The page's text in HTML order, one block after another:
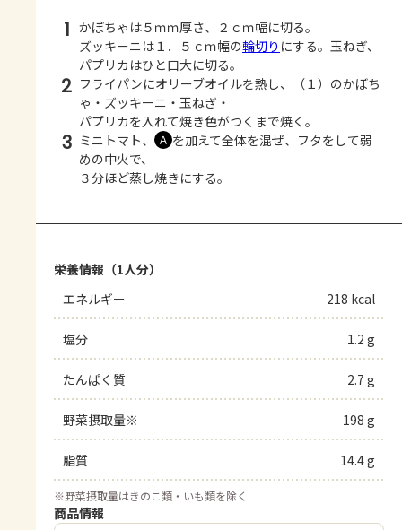
1 かぼちゃは５ｍｍ厚さ、２ｃｍ幅に切る。
ズッキーニは１．５ｃｍ幅の輪切り にする。玉ねぎ、
パプリカはひと口大に切る。
2 フライパンにオリーブオイルを熱し、（１）のかぼち
ゃ・ズッキーニ・玉ねぎ・
パプリカを入れて焼き色がつくまで焼く。
3 ミニトマト、 Ａ を加えて全体を混ぜ、フタをして弱
めの中火で、
３分ほど蒸し焼きにする。
栄養情報（1人分）
エネルギー
218 kcal
塩分 1.2 g
たんぱく質 2.7 g
野菜摂取量※ 198 g
脂質 14.4 g
※野菜摂取量はきのこ類・いも類を除く
商品情報